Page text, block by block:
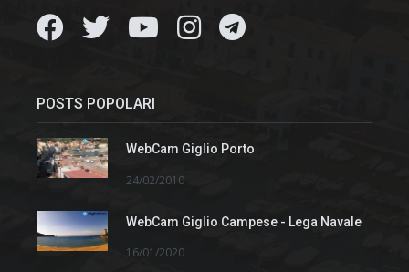
POSTS POPOLARI
WebCam Giglio Porto
24/02/2010
WebCam Giglio Campese - Lega Navale
16/01/2020